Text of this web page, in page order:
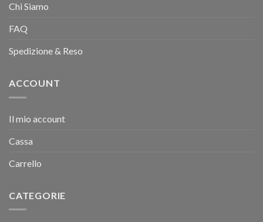
Chi Siamo
FAQ
Spedizione & Reso
ACCOUNT
Il mio account
Cassa
Carrello
CATEGORIE